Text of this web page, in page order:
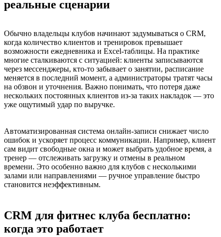
реальные сценарии
Обычно владельцы клубов начинают задумываться о CRM,
когда количество клиентов и тренировок превышает
возможности ежедневника и Excel-таблицы. На практике
многие сталкиваются с ситуацией: клиенты записываются
через мессенджеры, кто-то забывает о занятии, расписание
меняется в последний момент, а администраторы тратят часы
на обзвон и уточнения. Важно понимать, что потеря даже
нескольких постоянных клиентов из-за таких накладок — это
уже ощутимый удар по выручке.
Автоматизированная система онлайн-записи снижает число
ошибок и ускоряет процесс коммуникации. Например, клиент
сам видит свободные окна и может выбрать удобное время, а
тренер — отслеживать загрузку и отмены в реальном
времени. Это особенно важно для клубов с несколькими
залами или направлениями — ручное управление быстро
становится неэффективным.
CRM для фитнес клуба бесплатно:
когда это работает